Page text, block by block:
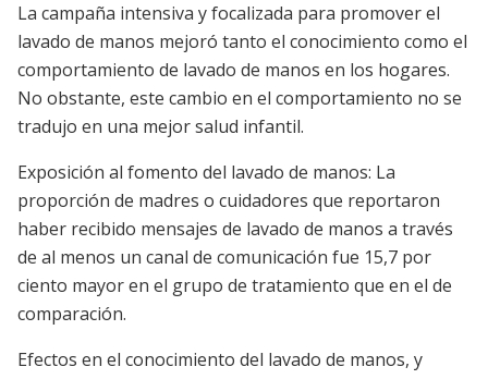
La campaña intensiva y focalizada para promover el
lavado de manos mejoró tanto el conocimiento como el
comportamiento de lavado de manos en los hogares.
No obstante, este cambio en el comportamiento no se
tradujo en una mejor salud infantil.
Exposición al fomento del lavado de manos: La
proporción de madres o cuidadores que reportaron
haber recibido mensajes de lavado de manos a través
de al menos un canal de comunicación fue 15,7 por
ciento mayor en el grupo de tratamiento que en el de
comparación.
Efectos en el conocimiento del lavado de manos, y